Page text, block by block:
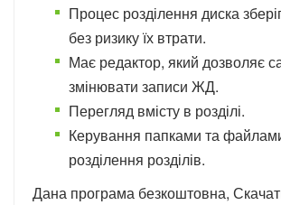
Процес розділення диска
без ризику їх втрати.
Має редактор, який дозволяє
змінювати записи ЖД.
Перегляд вмісту в розділі.
Керування папками та
розділення розділів.
Дана програма безкоштовна,